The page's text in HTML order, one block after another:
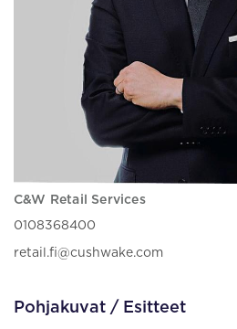
C&W Retail Services
0108368400
retail.fi@cushwake.com
Pohjakuvat / Esitteet